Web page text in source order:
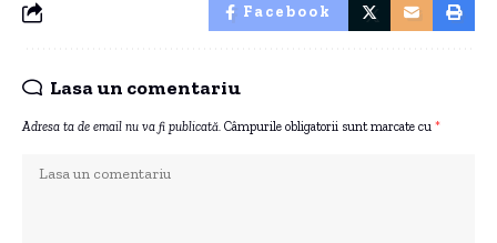
Facebook
Lasa un comentariu
Adresa ta de email nu va fi publicată. Câmpurile obligatorii sunt marcate cu *